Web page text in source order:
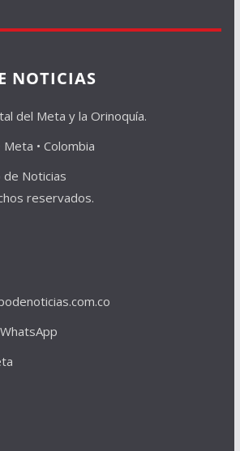
NOTICIAS
del Meta y la Orinoquía.
Meta • Colombia
Noticias
reservados.